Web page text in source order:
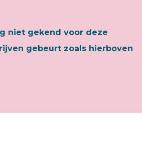
niet gekend voor deze
gebeurt zoals hierboven